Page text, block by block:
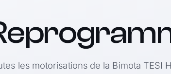
les motorisations de la Bimota TESI